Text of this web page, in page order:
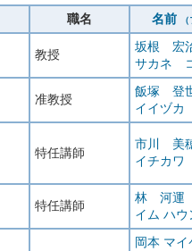
職名 名前
教授
坂根 宏
サカネ
准教授
飯塚 登
イイヅ
特任講師
市川 美
イチカ
特任講師
林 河運
イム ハウ
岡本 マ